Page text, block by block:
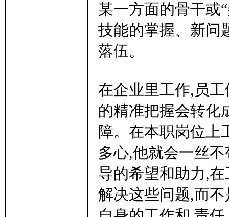
某一方面的骨干或
技能的掌握、新问
落伍。
在企业里工作,员
的精准把握会转化
障。在本职岗位上
多心,他就会一丝
导的希望和助力,
解决这些问题,而